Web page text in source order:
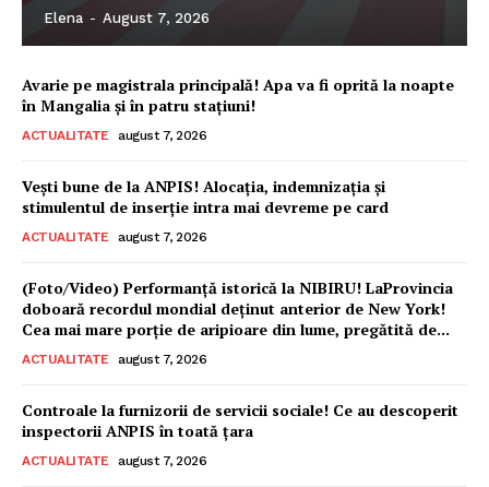
Elena - August 7, 2026
Avarie pe magistrala principală! Apa va fi oprită la noapte
în Mangalia și în patru stațiuni!
ACTUALITATE august 7, 2026
Vești bune de la ANPIS! Alocația, indemnizația și
stimulentul de inserție intra mai devreme pe card
ACTUALITATE august 7, 2026
(Foto/Video) Performanță istorică la NIBIRU! LaProvincia
doboară recordul mondial deținut anterior de New York!
Cea mai mare porție de aripioare din lume, pregătită de...
ACTUALITATE august 7, 2026
Controale la furnizorii de servicii sociale! Ce au descoperit
inspectorii ANPIS în toată țara
ACTUALITATE august 7, 2026